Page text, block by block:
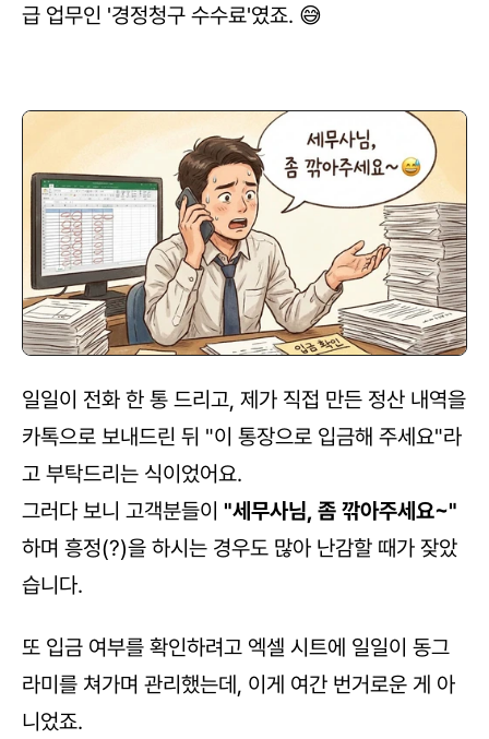
급 업무인 '경정청구 수수료'였죠. 😅
일일이 전화 한 통 드리고, 제가 직접 만든 정산 내역을
카톡으로 보내드린 뒤 "이 통장으로 입금해 주세요"라
고 부탁드리는 식이었어요.
그러다 보니 고객분들이 "세무사님, 좀 깎아주세요~"
하며 흥정(?)을 하시는 경우도 많아 난감할 때가 잦았
습니다.
또 입금 여부를 확인하려고 엑셀 시트에 일일이 동그
라미를 쳐가며 관리했는데, 이게 여간 번거로운 게 아
니었죠.